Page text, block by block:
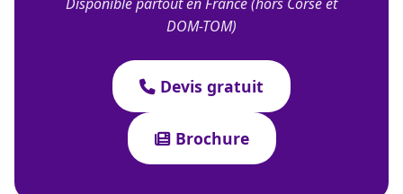
DOM-TOM)
Devis gratuit
Brochure